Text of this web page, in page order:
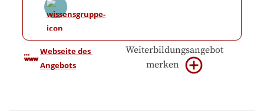
Webseite des
Angebots
Weiterbildungsangebot
merken